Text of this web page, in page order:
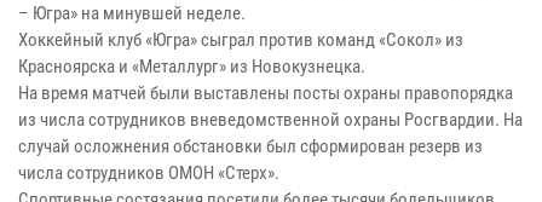
– Югра» на минувшей неделе.
Хоккейный клуб «Югра» сыграл против команд «Сокол» из
Красноярска и «Металлург» из Новокузнецка.
На время матчей были выставлены посты охраны правопорядка
из числа сотрудников вневедомственной охраны Росгвардии. На
случай осложнения обстановки был сформирован резерв из
числа сотрудников ОМОН «Стерх».